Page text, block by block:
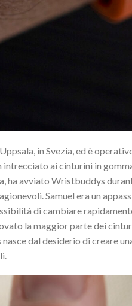
in Svezia, ed è
intrecciato ai cinturini in
ha avviato Wristbuddys
Samuel era un
di cambiare
la maggior parte dei
dal desiderio di creare